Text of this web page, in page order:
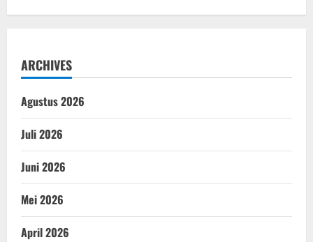
ARCHIVES
Agustus 2026
Juli 2026
Juni 2026
Mei 2026
April 2026